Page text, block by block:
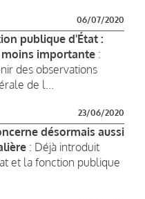
06/07/2020
publique d'État :
importante :
des observations
de l...
23/06/2020
désormais aussi
: Déjà introduit
et la fonction publique